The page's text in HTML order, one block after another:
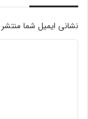
نشانی ایمیل شما